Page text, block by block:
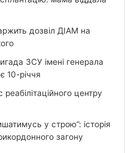
дозвіл ДІАМ на
ЗСУ імені генерала
10-річчя
центру
у строю”: історія
загону